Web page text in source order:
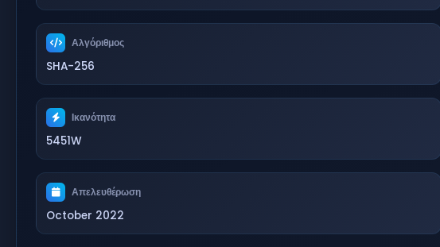
Αλγόριθμος
SHA-256
Ικανότητα
5451W
Απελευθέρωση
October 2022